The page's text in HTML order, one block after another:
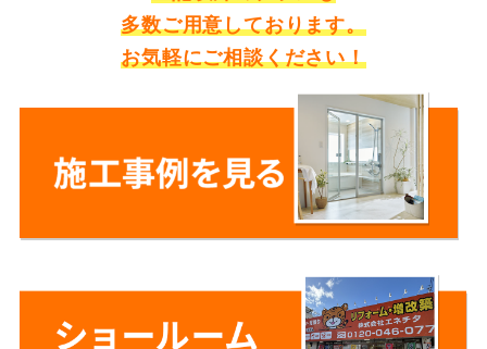
多数ご用意しております。
お気軽にご相談ください！